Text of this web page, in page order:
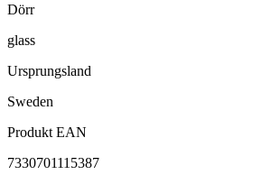
Dörr
glass
Ursprungsland
Sweden
Produkt EAN
7330701115387